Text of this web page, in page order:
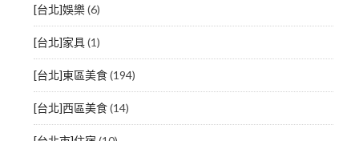
[台北]娛樂(6)
[台北]家具(1)
[台北]東區美食(194)
[台北]西區美食(14)